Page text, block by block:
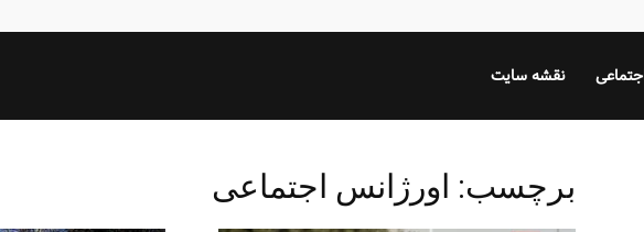
نقشه سایت
برچسب: اورژانس اجتماعی